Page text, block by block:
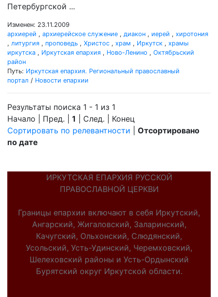
Петербургской ...
Изменен: 23.11.2009
архиерей , архиерейское служение , диакон , иерей , хиротония
, литургия , проповедь , Христос , храм , Иркутск , храмы
иркутска , Иркутская епархия , Ново-Ленино , Октябрьский
район
Путь: Иркутская епархия. Региональный православный
портал / Новости епархии
Результаты поиска 1 - 1 из 1
Начало | Пред. | 1 | След. | Конец
Сортировать по релевантности
Отсортировано
по дате
ИРКУТСКАЯ ЕПАРХИЯ РУССКОЙ
ПРАВОСЛАВНОЙ ЦЕРКВИ
Границы епархии включают в себя Иркутский,
Ангарский, Жигаловский, Заларинский,
Качугский, Ольхонский, Слюдянский,
Усольский, Усть-Удинский, Черемховский,
Шелеховский районы и Усть-Ордынский
Бурятский округ Иркутской области.